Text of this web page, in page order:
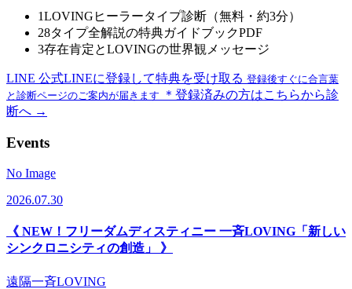
1LOVINGヒーラータイプ診断（無料・約3分）
28タイプ全解説の特典ガイドブックPDF
3存在肯定とLOVINGの世界観メッセージ
LINE 公式LINEに登録して特典を受け取る 登録後すぐに合言葉
と診断ページのご案内が届きます
＊登録済みの方はこちらから診
断へ →
Events
No Image
2026.07.30
《 NEW！フリーダムディスティニー 一斉LOVING「新しい
シンクロニシティの創造」 》
遠隔一斉LOVING